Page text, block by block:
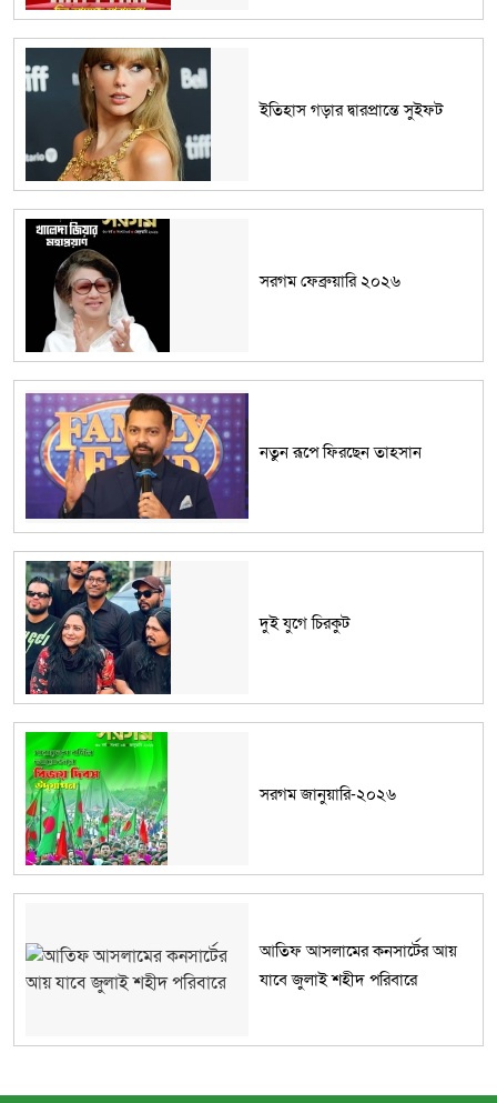
ইতিহাস গড়ার দ্বারপ্রান্তে সুইফট
সরগম ফেব্রুয়ারি ২০২৬
নতুন রূপে ফিরছেন তাহসান
দুই যুগে চিরকুট
সরগম জানুয়ারি-২০২৬
আতিফ আসলামের কনসার্টের আয়
যাবে জুলাই শহীদ পরিবারে